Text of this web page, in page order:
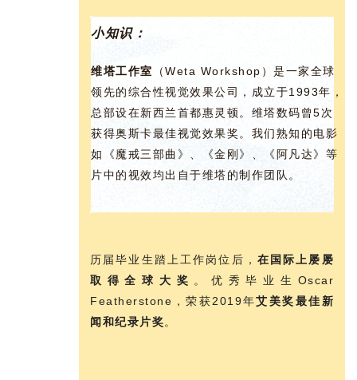
小知识：
维塔工作室 （Weta Workshop）是一家全球
领先的综合性视觉效果公司，成立于1993年，
总部设在新西兰首都惠灵顿。维塔数码曾5次
获得奥斯卡最佳视觉效果奖。我们熟知的电影
如《魔戒三部曲》、《金刚》、《阿凡达》等
片中的视效均出自于维塔的制作团队。
历届毕业生踏上工作岗位后， 在国际上屡屡
取得全球大奖 。优秀毕业生Oscar
Featherstone，荣获2019年艾美奖最佳新
闻和纪录片奖。